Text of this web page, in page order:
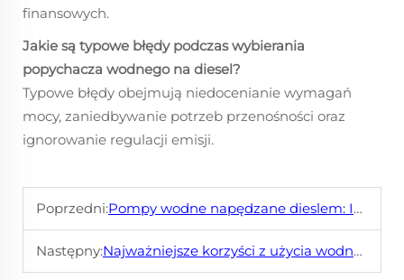
finansowych.
Jakie są typowe błędy podczas wybierania
popychacza wodnego na diesel?
Typowe błędy obejmują niedocenianie wymagań
mocy, zaniedbywanie potrzeb przenośności oraz
ignorowanie regulacji emisji.
Poprzedni:Pompy wodne napędzane dieslem: Idealne rozwiązanie dla ciężkiego nawadniania
Następny:Najważniejsze korzyści z użycia wodnych pomp dieslowych w nowoczesnym rolnictwie